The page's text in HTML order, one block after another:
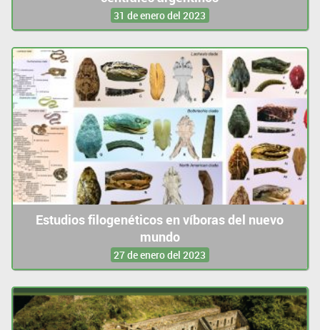
31 de enero del 2023
Estudios filogenéticos en víboras del nuevo
mundo
27 de enero del 2023